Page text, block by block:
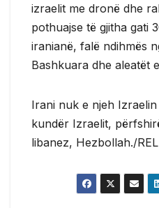
izraelit me dronë dhe
pothuajse të gjitha gati
iranianë, falë ndihmës
Bashkuara dhe aleatët
Irani nuk e njeh
kundër Izraelit,
libanez, Hezbollah./REL